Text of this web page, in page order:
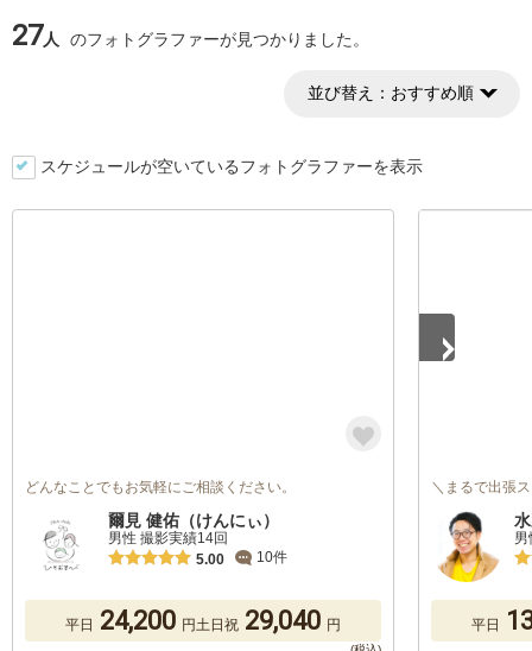
27人 のフォトグラファーが見つかりました。
並び替え： おすすめ順
スケジュールが空いているフォトグラファーを表示
どんなことでもお気軽にご相談ください。
爾見 健佑（けんにぃ）
男性 撮影実績14回
5.00
10件
平日 24,200 円土日祝 29,040 円
＼まるで出張
平日